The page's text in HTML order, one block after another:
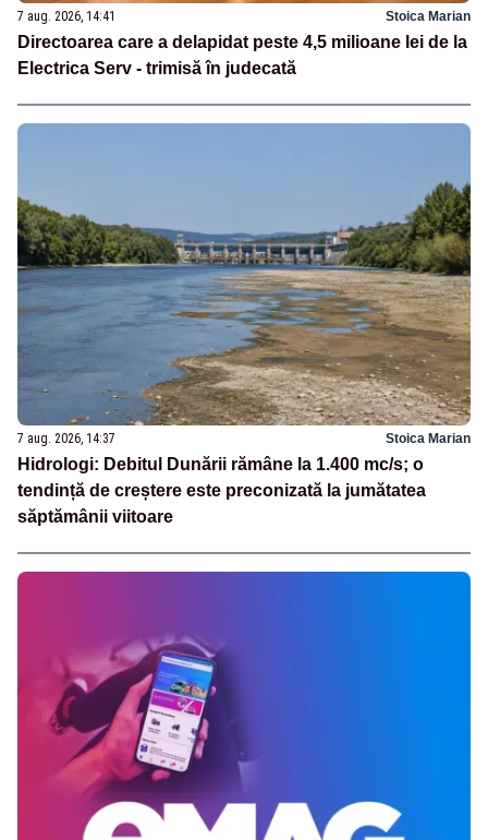
7 aug. 2026, 14:41 Stoica Marian
Directoarea care a delapidat peste 4,5 milioane lei de la
Electrica Serv - trimisă în judecată
7 aug. 2026, 14:37 Stoica Marian
Hidrologi: Debitul Dunării rămâne la 1.400 mc/s; o
tendință de creștere este preconizată la jumătatea
săptămânii viitoare